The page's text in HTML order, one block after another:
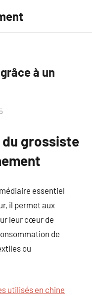
à un
grossiste
essentiel
il permet aux
leur cœur de
de
ou
utilisés en chine